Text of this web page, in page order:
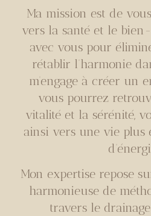
Ma mission est de
vers la santé et le
avec vous pour
rétablir l’harmonie
m’engage à créer un
vous pourrez
vitalité et la sérénité,
ainsi vers une vie plus
Mon expertise repose
harmonieuse de
travers le